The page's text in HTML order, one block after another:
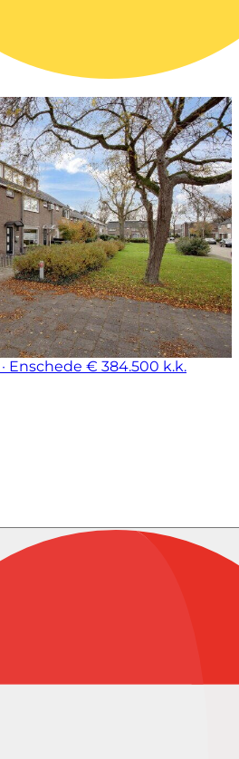
Enschede € 384.500 k.k.